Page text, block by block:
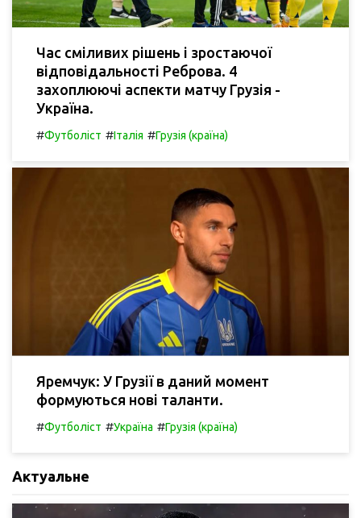
Час сміливих рішень і зростаючої
відповідальності Реброва. 4
захоплюючі аспекти матчу Грузія -
Україна.
#Футболіст #Італія #Грузія (країна)
Яремчук: У Грузії в даний момент
формуються нові таланти.
#Футболіст #Україна #Грузія (країна)
Актуальне